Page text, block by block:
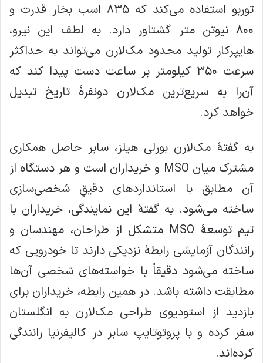
توربو استفاده می‌کند که ۸۳۵ اسب بخار قدرت و
۸۰۰ نیوتن متر گشتاور دارد. به لطف این نیرو،
هایپرکار تولید محدود مک‌لارن می‌تواند به حداکثر
سرعت ۳۵۰ کیلومتر بر ساعت دست پیدا کند که
آن‌را به سریع‌ترین مک‌لارن دونفرهٔ تاریخ تبدیل
خواهد کرد.
به گفتهٔ مک‌لارن بورلی هیلز، سابر حاصل همکاری
مشترک میان MSO و خریداران است و هر دستگاه از
آن مطابق با استانداردهای دقیقِ شخصی‌سازی
ساخته می‌شود. به گفتهٔ این نمایندگی، خریداران با
تیم توسعهٔ MSO متشکل از طراحان، مهندسان و
رانندگان آزمایشی رابطهٔ نزدیکی دارند تا خودرویی که
ساخته می‌شود دقیقاً با خواسته‌های شخصی آن‌ها
مطابقت داشته باشد. در همین رابطه، خریداران برای
بازدید از استودیوی طراحی مک‌لارن به انگلستان
سفر کرده و با پروتوتایپ سابر در کالیفرنیا رانندگی
کرده‌اند.